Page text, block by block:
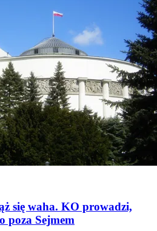
się waha. KO prowadzi,
poza Sejmem